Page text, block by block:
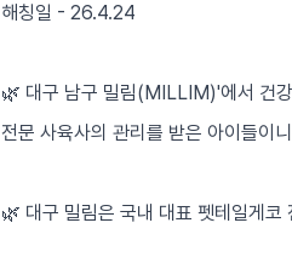
해칭일 - 26.4.24
🌿 대구 남구 밀림(MILLIM)'에서 건
전문 사육사의 관리를 받은 아이들이
🌿 대구 밀림은 국내 대표 펫테일게코